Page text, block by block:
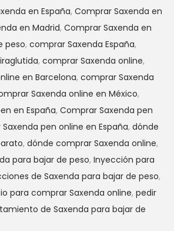
en España, Comprar Saxenda en
en Madrid, Comprar Saxenda en
peso, comprar Saxenda España,
, comprar Saxenda online,
en Barcelona, comprar Saxenda
Saxenda online en México,
en España, Comprar Saxenda pen
pen online en España, dónde
, dónde comprar Saxenda online,
para bajar de peso, Inyección para
de Saxenda para bajar de peso,
para comprar Saxenda online, pedir
de Saxenda para bajar de